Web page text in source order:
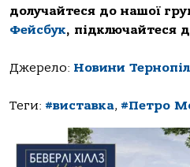
долучайтеся до нашої
Фейсбук, підключайтеся
Джерело: Новини
Теги: #виставка, #Петро